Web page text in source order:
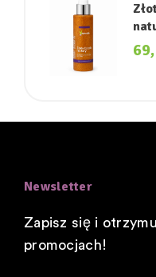
Newsletter
Zapisz się i
promocjach!